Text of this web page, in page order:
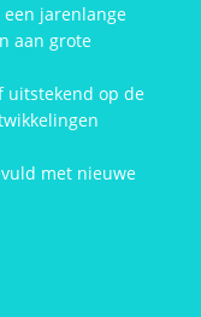
jarenlange
aan grote
uitstekend op de
met nieuwe